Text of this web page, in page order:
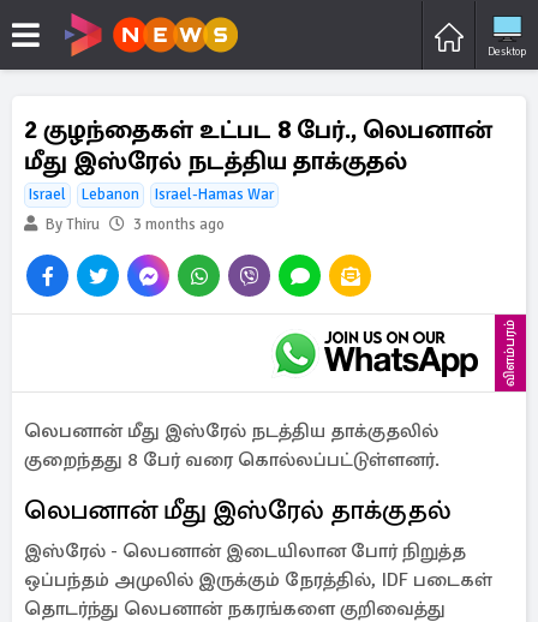
Desktop
2 குழந்தைகள் உட்பட 8 பேர்., லெபனான்
மீது இஸ்ரேல் நடத்திய தாக்குதல்
Israel Lebanon
Israel-Hamas War
By Thiru
3 months ago
விளம்பரம்
லெபனான் மீது இஸ்ரேல் நடத்திய தாக்குதலில்
குறைந்தது 8 பேர் வரை கொல்லப்பட்டுள்ளனர்.
லெபனான் மீது இஸ்ரேல் தாக்குதல்
இஸ்ரேல் - லெபனான் இடையிலான போர் நிறுத்த
ஒப்பந்தம் அமுலில் இருக்கும் நேரத்தில், IDF படைகள்
தொடர்ந்து லெபனான் நகரங்களை குறிவைத்து